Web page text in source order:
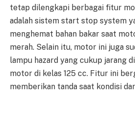
tetap dilengkapi berbagai fitur
adalah sistem start stop system
menghemat bahan bakar saat
merah. Selain itu, motor ini juga
lampu hazard yang cukup jarang
motor di kelas 125 cc. Fitur ini
memberikan tanda saat kondisi